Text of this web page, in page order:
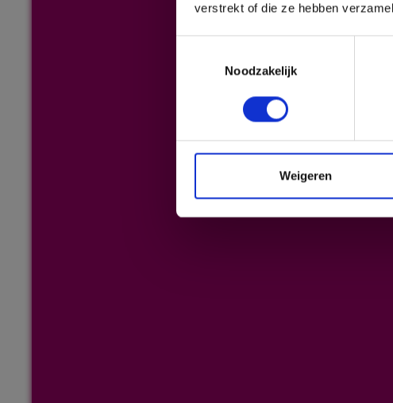
verstrekt of die ze hebben
Noodzakelijk
Weigeren